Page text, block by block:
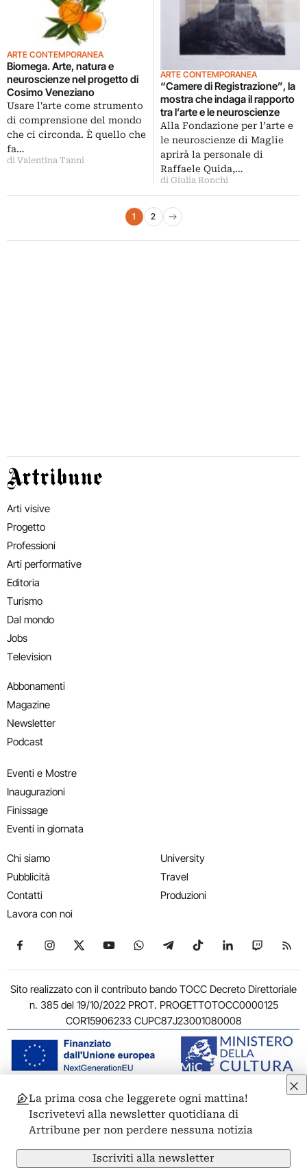
ARTE CONTEMPORANEA
Biomega. Arte, natura e
neuroscienze nel progetto di
Cosimo Veneziano
Usare l'arte come strumento
di comprensione del mondo
che ci circonda. È quello che
fa…
di Valentina Tanni
ARTE CONTEMPORANEA
“Camere di Registrazione”, la
mostra che indaga il rapporto
tra l’arte e le neuroscienze
Alla Fondazione per l’arte e
le neuroscienze di Maglie
aprirà la personale di
Raffaele Quida,…
di Giulia Ronchi
Paginazione degli articoli
1 2
Pagina successiva
Artribune
Arti visive
Progetto
Professioni
Arti performative
Editoria
Turismo
Dal mondo
Jobs
Television
Abbonamenti
Magazine
Newsletter
Podcast
Eventi e Mostre
Inaugurazioni
Finissage
Eventi in giornata
Chi siamo
Pubblicità
Contatti
Lavora con noi
University
Travel
Produzioni
Seguici su Facebook
Seguici su Instagram
Seguici su X
Seguici su YouTube
Seguici su WhatsApp
Seguici su Telegram
Seguici su TikTok
Seguici su
Seguici
Sito realizzato con il contributo bando TOCC Decreto Direttoriale
n. 385 del 19/10/2022 PROT. PROGETTOTOCC0000125
COR15906233 CUPC87J23001080008
© 2011-2026 ARTRIBUNE srl – Corso Vittorio Emanuele II, 287 –
00186 Roma - P.I. 11381581005
Privacy: Responsabile della protezione dei dati personali
ARTRIBUNE srl – Corso Vittorio Emanuele II, 287 – 00186 Roma
Termini e condizioniPrivacy PolicyCookie PolicyCredits
La prima cosa che leggerete ogni mattina!
Iscrivetevi alla newsletter quotidiana di
Artribune per non perdere nessuna notizia
Iscriviti alla newsletter